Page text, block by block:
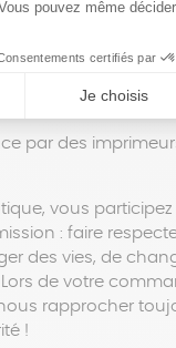
règle du jeu !
: » TON HISTOIRE « .
par des
vous
: faire
des vies, de
de votre
rapprocher
!